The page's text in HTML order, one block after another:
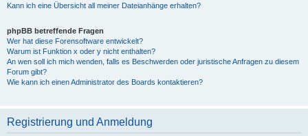
Kann ich eine Übersicht all meiner Dateianhänge erhalten?
phpBB betreffende Fragen
Wer hat diese Forensoftware entwickelt?
Warum ist Funktion x oder y nicht enthalten?
An wen soll ich mich wenden, falls es Beschwerden oder juristische Anfragen zu diesem
Forum gibt?
Wie kann ich einen Administrator des Boards kontaktieren?
Registrierung und Anmeldung